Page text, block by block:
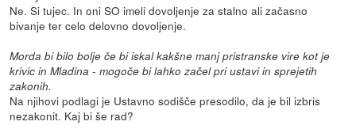
Ne. Si tujec. In oni SO imeli dovoljenje za stalno ali začasno
bivanje ter celo delovno dovoljenje.
Morda bi bilo bolje če bi iskal kakšne manj pristranske vire kot je
krivic in Mladina - mogoče bi lahko začel pri ustavi in sprejetih
zakonih.
Na njihovi podlagi je Ustavno sodišče presodilo, da je bil izbris
nezakonit. Kaj bi še rad?